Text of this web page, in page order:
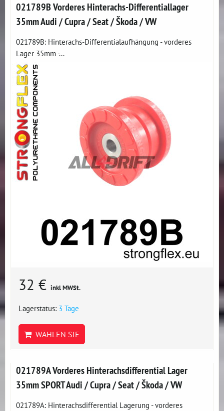
021789B Vorderes Hinterachs-Differentiallager
35mm Audi / Cupra / Seat / Škoda / VW
021789B: Hinterachs-Differentialaufhängung - vorderes
Lager 35mm -...
32 € inkl MWSt.
Lagerstatus: 3 Tage
WÄHLEN SIE
021789A Vorderes Hinterachsdifferential Lager
35mm SPORT Audi / Cupra / Seat / Škoda / VW
021789A: Hinterachsdifferential Lagerung - vorderes